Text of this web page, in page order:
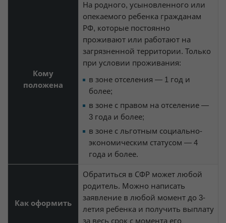
Кому
положена
На родного, усыновленного или
опекаемого ребенка гражданам
РФ, которые постоянно
проживают или работают на
загрязненной территории. Только
при условии проживания:
в зоне отселения — 1 год и
более;
в зоне с правом на отселение —
3 года и более;
в зоне с льготным социально-
экономическим статусом — 4
года и более.
Как оформить
Обратиться в СФР может любой
родитель. Можно написать
заявление в любой момент до 3-
летия ребенка и получить выплату
за весь срок с момента его